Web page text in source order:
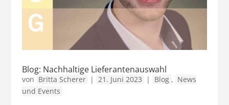
Blog: Nachhaltige Lieferantenauswahl
von Britta Scherer | 21. Juni 2023 | Blog , News
und Events